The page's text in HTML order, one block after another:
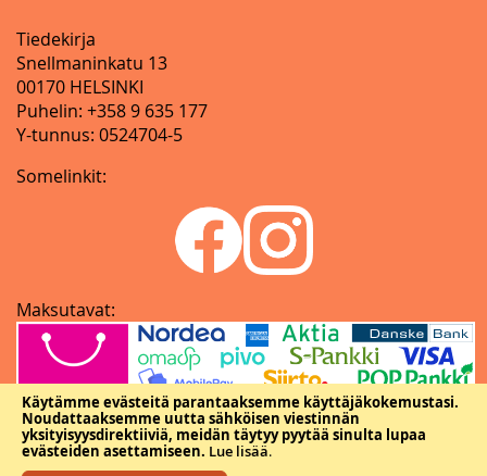
Käytämme evästeitä parantaaksemme käyttäjäkokemustasi.
Noudattaaksemme uutta sähköisen viestinnän
yksityisyysdirektiiviä, meidän täytyy pyytää sinulta lupaa
evästeiden asettamiseen. Lue lisää.
Tiedekirja
Snellmaninkatu 13
00170 HELSINKI
Puhelin: +358 9 635 177
Y-tunnus: 0524704-5
Somelinkit:
Maksutavat: